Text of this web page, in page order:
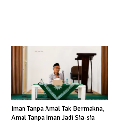
Iman Tanpa Amal Tak Bermakna,
Amal Tanpa Iman Jadi Sia-sia